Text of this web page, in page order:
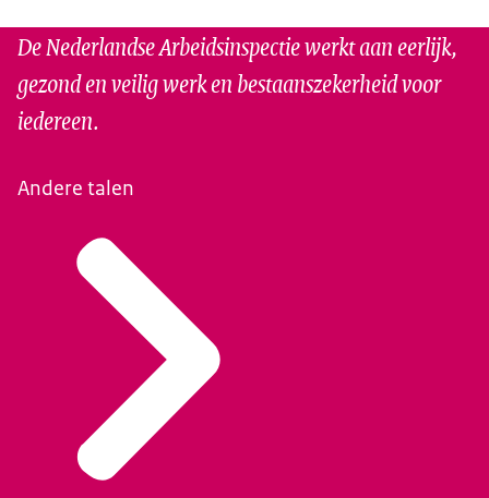
De Nederlandse Arbeidsinspectie werkt aan eerlijk,
gezond en veilig werk en bestaanszekerheid voor
iedereen.
Andere talen